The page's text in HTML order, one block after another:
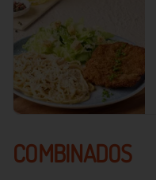
COMBINADOS